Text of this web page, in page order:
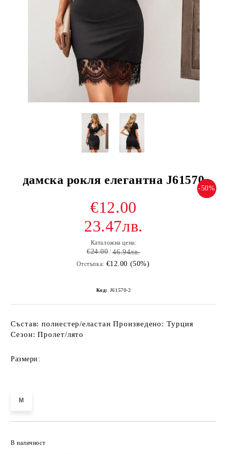
дамска рокля елегантна J61570
-50%
€12.00
23.47лв.
Каталожна цена:
€24.00 46.94лв.
Отстъпка: €12.00 (50%)
Код: J61570-2
Състав: полиестер/еластан Произведено: Турция
Сезон: Пролет/лято
Размери:
M
В наличност